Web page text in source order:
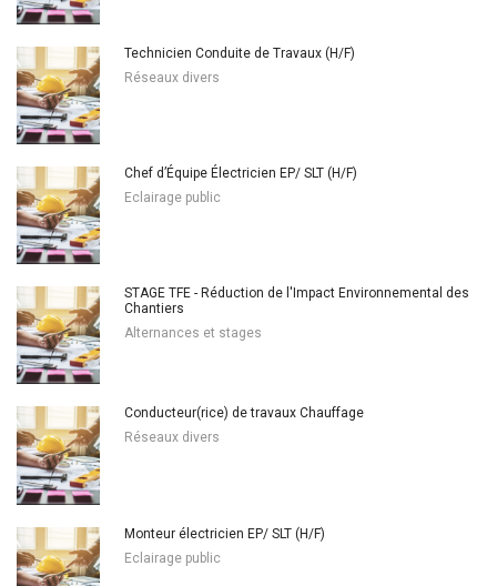
Technicien Conduite de Travaux (H/F)
Réseaux divers
Chef d’Équipe Électricien EP/ SLT (H/F)
Eclairage public
STAGE TFE - Réduction de l'Impact Environnemental des
Chantiers
Alternances et stages
Conducteur(rice) de travaux Chauffage
Réseaux divers
Monteur électricien EP/ SLT (H/F)
Eclairage public